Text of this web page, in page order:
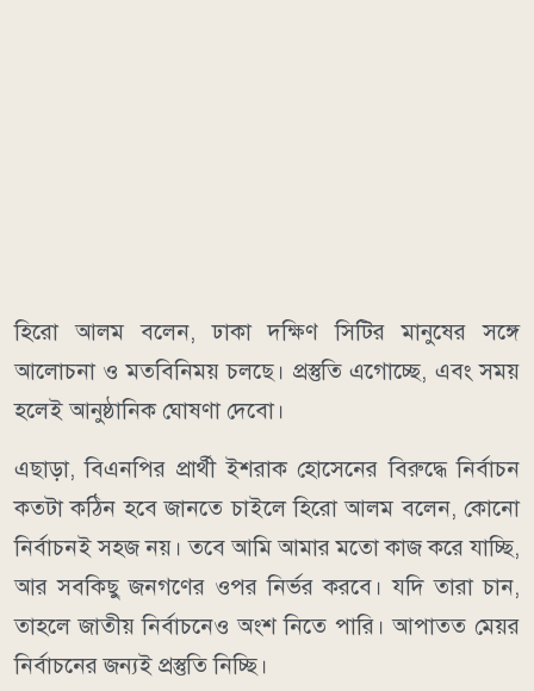
হিরো আলম বলেন, ঢাকা দক্ষিণ সিটির মানুষের সঙ্গে
আলোচনা ও মতবিনিময় চলছে। প্রস্তুতি এগোচ্ছে, এবং সময়
হলেই আনুষ্ঠানিক ঘোষণা দেবো।
এছাড়া, বিএনপির প্রার্থী ইশরাক হোসেনের বিরুদ্ধে নির্বাচন
কতটা কঠিন হবে জানতে চাইলে হিরো আলম বলেন, কোনো
নির্বাচনই সহজ নয়। তবে আমি আমার মতো কাজ করে যাচ্ছি,
আর সবকিছু জনগণের ওপর নির্ভর করবে। যদি তারা চান,
তাহলে জাতীয় নির্বাচনেও অংশ নিতে পারি। আপাতত মেয়র
নির্বাচনের জন্যই প্রস্তুতি নিচ্ছি।